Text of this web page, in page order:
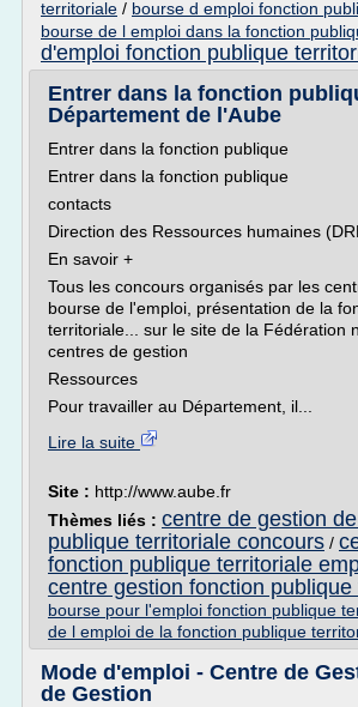
territoriale / bourse d emploi fonction
bourse de l emploi dans la fonction
d'emploi fonction publique
Entrer dans la fonction
Département de l'Aube
Entrer dans la fonction publique
Entrer dans la fonction publique
contacts
Direction des Ressources humaines
En savoir +
Tous les concours organisés par les
bourse de l'emploi, présentation de la
territoriale... sur le site de la Fédération
centres de gestion
Ressources
Pour travailler au Département, il...
Lire la suite
Site : http://www.aube.fr
Thèmes liés : centre de gestion
publique territoriale concours /
fonction publique territoriale
centre gestion fonction
bourse pour l'emploi fonction publique
de l emploi de la fonction publique
Mode d'emploi - Centre de
de Gestion